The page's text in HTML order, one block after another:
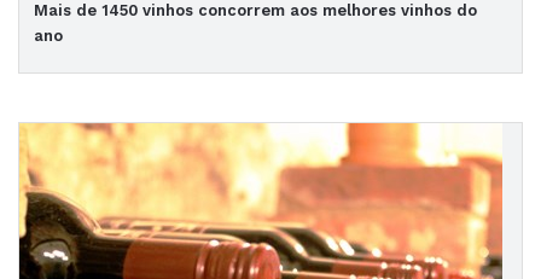
Mais de 1450 vinhos concorrem aos melhores vinhos do
ano